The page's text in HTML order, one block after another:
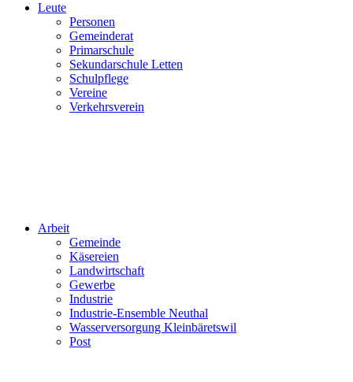
Leute
Personen
Gemeinderat
Primarschule
Sekundarschule Letten
Schulpflege
Vereine
Verkehrsverein
Arbeit
Gemeinde
Käsereien
Landwirtschaft
Gewerbe
Industrie
Industrie-Ensemble Neuthal
Wasserversorgung Kleinbäretswil
Post